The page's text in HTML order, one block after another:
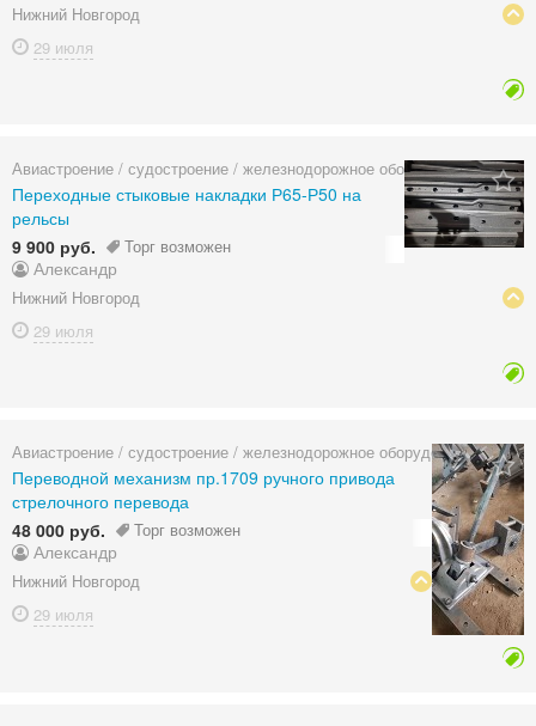
Нижний Новгород
29 июля
Авиастроение / судостроение / железнодорожное оборудование
Переходные стыковые накладки Р65-Р50 на
рельсы
9 900 руб.
Торг возможен
Александр
Нижний Новгород
29 июля
Авиастроение / судостроение / железнодорожное оборудование
Переводной механизм пр.1709 ручного привода
стрелочного перевода
48 000 руб.
Торг возможен
Александр
Нижний Новгород
29 июля